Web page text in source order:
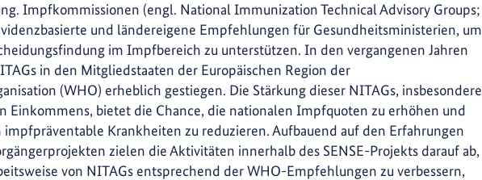
Impfkommissionen (engl. National Immunization Technical Advisory Groups;
und ländereigene Empfehlungen für Gesundheitsministerien, um
im Impfbereich zu unterstützen. In den vergangenen Jahren
in den Mitgliedstaaten der Europäischen Region der
(WHO) erheblich gestiegen. Die Stärkung dieser NITAGs, insbesondere
Einkommens, bietet die Chance, die nationalen Impfquoten zu erhöhen und
impfpräventable Krankheiten zu reduzieren. Aufbauend auf den Erfahrungen
zielen die Aktivitäten innerhalb des SENSE-Projekts darauf ab,
von NITAGs entsprechend der WHO-Empfehlungen zu verbessern,